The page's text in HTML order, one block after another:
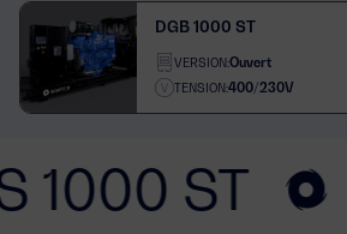
DGB 1000 ST
VERSION:Ouvert
TENSION:400/230V
1000 ST